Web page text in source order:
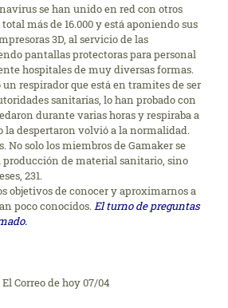
se han unido en red con otros
más de 16.000 y está aponiendo sus
3D, al servicio de las
pantallas protectoras para personal
hospitales de muy diversas formas.
respirador que está en tramites de ser
sanitarias, lo han probado con
durante varias horas y respiraba a
la despertaron volvió a la normalidad.
No solo los miembros de Gamaker se
de material sanitario, sino
231.
objetivos de conocer y aproximarnos a
poco conocidos. El turno de preguntas
Correo de hoy 07/04